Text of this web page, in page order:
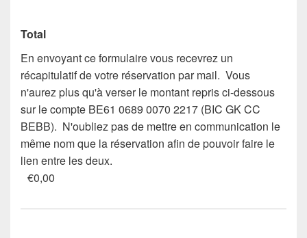
Total
€0,00
En envoyant ce formulaire vous recevrez un
récapitulatif de votre réservation par mail. Vous
n'aurez plus qu'à verser le montant repris ci-dessous
sur le compte BE61 0689 0070 2217 (BIC GK CC
BEBB). N'oubliez pas de mettre en communication le
même nom que la réservation afin de pouvoir faire le
lien entre les deux.